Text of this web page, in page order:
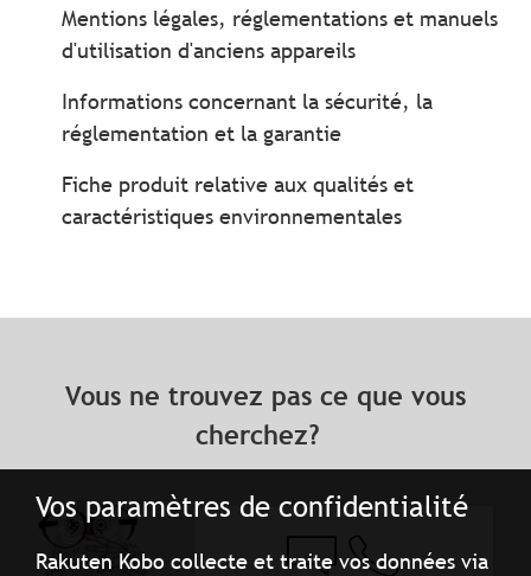
Vos paramètres de confidentialité
Rakuten Kobo collecte et traite vos données via
Mentions légales, réglementations et manuels
d'utilisation d'anciens appareils
Informations concernant la sécurité, la
réglementation et la garantie
Fiche produit relative aux qualités et
caractéristiques environnementales
Vous ne trouvez pas ce que vous
cherchez?